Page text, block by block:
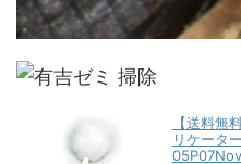
【送料
リケータ